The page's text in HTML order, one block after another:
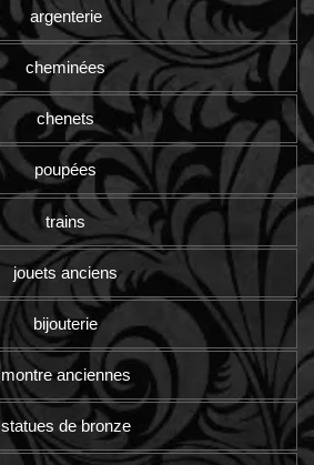
argenterie
cheminées
chenets
poupées
trains
jouets anciens
bijouterie
montre anciennes
statues de bronze